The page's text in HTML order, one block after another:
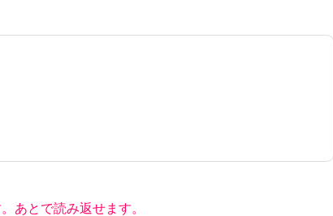
あとで読み返せます。